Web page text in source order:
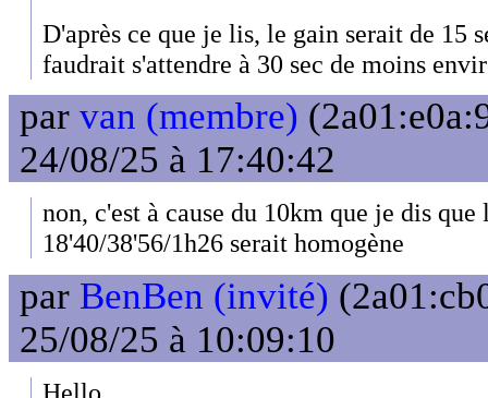
D'après ce que je lis, le gain serait de 15
faudrait s'attendre à 30 sec de moins
par van (membre)
24/08/25 à 17:40:42
non, c'est à cause du 10km que je dis
18'40/38'56/1h26 serait homogène
par BenBen (invité)
25/08/25 à 10:09:10